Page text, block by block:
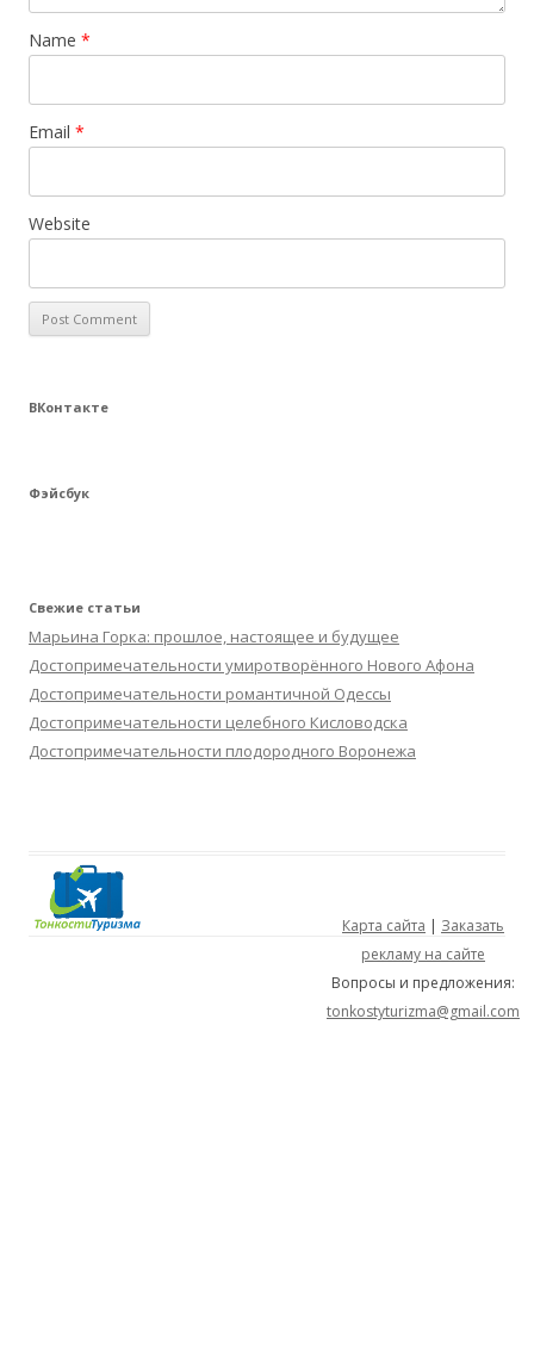
Name *
Email *
Website
ВКонтакте
Фэйсбук
Свежие статьи
Марьина Горка: прошлое, настоящее и будущее
Достопримечательности умиротворённого Нового Афона
Достопримечательности романтичной Одессы
Достопримечательности целебного Кисловодска
Достопримечательности плодородного Воронежа
Карта сайта | Заказать
рекламу на сайте
Вопросы и предложения:
tonkostyturizma@gmail.com